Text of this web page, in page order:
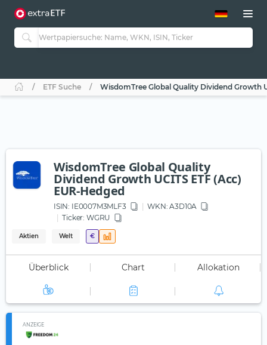
ETF-Guide 2.0
Guide Aktive ETFs
ETF-Sparpläne
ETF Suche WisdomTree Global Quality Dividend Growth
WisdomTree Global Quality
Dividend Growth UCITS ETF (Acc)
EUR-Hedged
ISIN: IE0007M3MLF3 WKN: A3D10A
Ticker: WGRU
Aktien Welt €
Überblick Chart Allokation
ANZEIGE